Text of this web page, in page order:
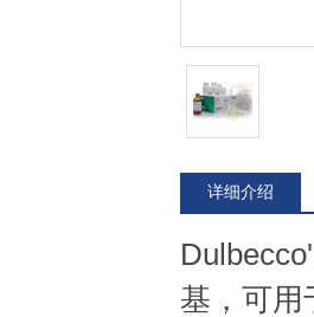
详细介绍
基，可用